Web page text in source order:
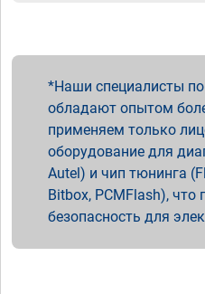
Наши специалисты
обладают опытом
применяем только
оборудование для
Autel) и чип тюнинга
Bitbox, PCMFlash), что
безопасность для